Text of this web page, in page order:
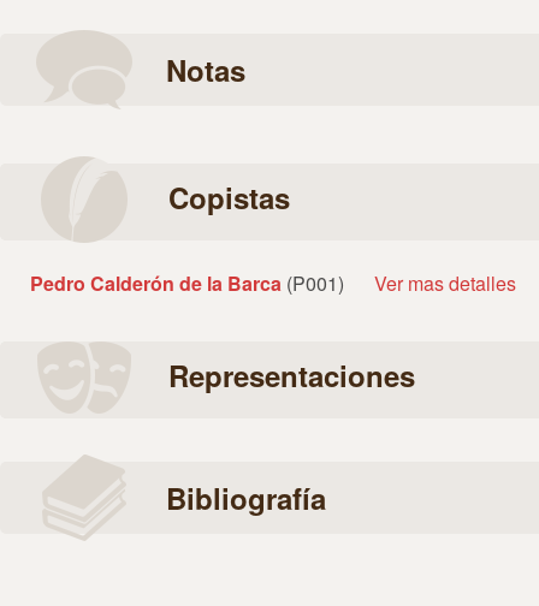
Notas
Copistas
Pedro Calderón de la Barca (P001) Ver mas detalles
Representaciones
Bibliografía